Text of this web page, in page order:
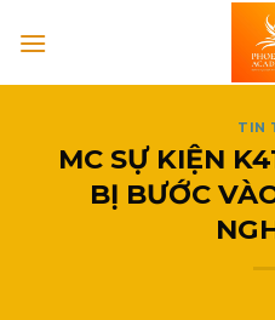
TIN
MC SỰ KIỆN
BỊ BƯỚC